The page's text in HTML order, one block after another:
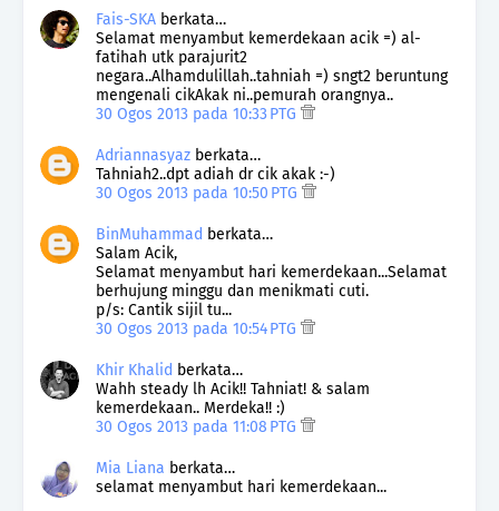
Fais-SKA berkata…
Selamat menyambut kemerdekaan acik =) al-
fatihah utk parajurit2
negara..Alhamdulillah..tahniah =) sngt2 beruntung
mengenali cikAkak ni..pemurah orangnya..
30 Ogos 2013 pada 10:33 PTG
Adriannasyaz berkata…
Tahniah2..dpt adiah dr cik akak :-)
30 Ogos 2013 pada 10:50 PTG
BinMuhammad berkata…
Salam Acik,
Selamat menyambut hari kemerdekaan...Selamat
berhujung minggu dan menikmati cuti.
p/s: Cantik sijil tu...
30 Ogos 2013 pada 10:54 PTG
Khir Khalid berkata…
Wahh steady lh Acik!! Tahniat! & salam
kemerdekaan.. Merdeka!! :)
30 Ogos 2013 pada 11:08 PTG
Mia Liana berkata…
selamat menyambut hari kemerdekaan...